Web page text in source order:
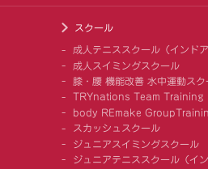
スクール
成人テニススクール（インドア
成人スイミングスクール
膝・腰 機能改善 水中運動スク
TRYnations Team Training
body REmake
スカッシュスクール
ジュニアスイミングスクール
ジュニアテニススクール（イン